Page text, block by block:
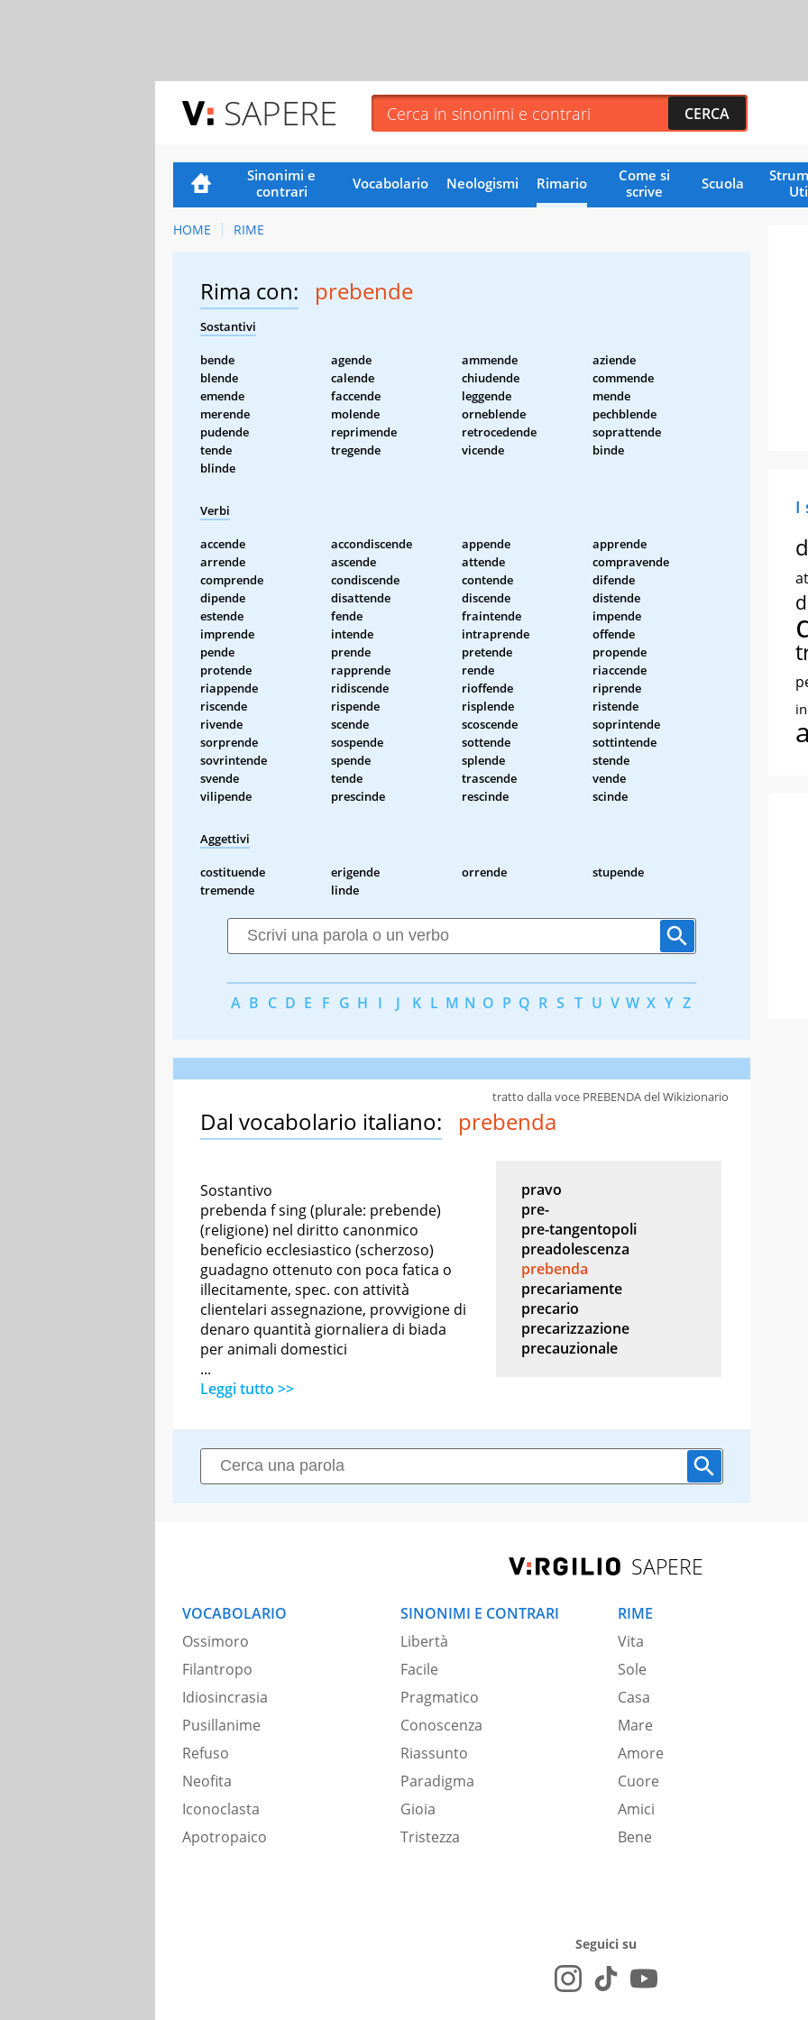
SAPERE
Sinonimi e
contrari
Vocabolario Neologismi Rimario
Come si
scrive
Scuola
HOME RIME
Rima con: prebende
Sostantivi
bende agende ammende
aziende
blende
calende chiudende
commende
emende
faccende leggende
mende
merende
molende orneblende
pechblende
pudende
reprimende retrocedende
soprattende
tende
tregende vicende
binde
blinde
Verbi
accende accondiscende appende
apprende
arrende
ascende attende
compravende
comprende
condiscende contende
difende
dipende
disattende discende
distende
estende
fende fraintende
impende
imprende
intende intraprende
offende
pende
prende pretende
propende
protende
rapprende rende
riaccende
riappende
ridiscende rioffende
riprende
riscende
rispende risplende
ristende
rivende
scende scoscende
soprintende
sorprende
sospende sottende
sottintende
sovrintende
spende splende
stende
svende
tende trascende
vende
vilipende
prescinde rescinde scinde
Aggettivi
costituende erigende orrende
stupende
tremende
linde
A B C D E F G H I J K L M N O P Q R S T U V W X Y Z
Dal vocabolario italiano: prebenda
tratto dalla voce PREBENDA del Wikizionario
Sostantivo
prebenda f sing (plurale: prebende)
(religione) nel diritto canonmico
beneficio ecclesiastico (scherzoso)
guadagno ottenuto con poca fatica o
illecitamente, spec. con attività
clientelari assegnazione, provvigione di
denaro quantità giornaliera di biada
per animali domestici
...
Leggi tutto >>
pravo
pre-
pre-tangentopoli
preadolescenza
prebenda
precariamente
precario
precarizzazione
precauzionale
I
SAPERE
VOCABOLARIO
Ossimoro
Filantropo
Idiosincrasia
Pusillanime
Refuso
Neofita
Iconoclasta
Apotropaico
SINONIMI E CONTRARI
Libertà
Facile
Pragmatico
Conoscenza
Riassunto
Paradigma
Gioia
Tristezza
RIME
Vita
Sole
Casa
Mare
Amore
Cuore
Amici
Bene
Seguici su